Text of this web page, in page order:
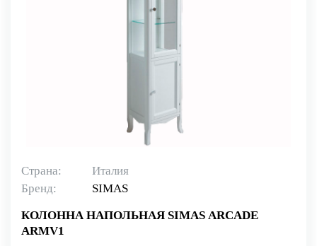
Страна:
Италия
Бренд:
SIMAS
КОЛОННА НАПОЛЬНАЯ SIMAS ARCADE
ARMV1